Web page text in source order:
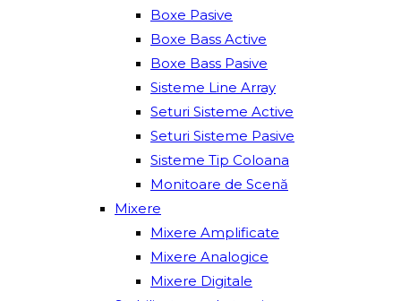
Boxe Pasive
Boxe Bass Active
Boxe Bass Pasive
Sisteme Line Array
Seturi Sisteme Active
Seturi Sisteme Pasive
Sisteme Tip Coloana
Monitoare de Scenă
Mixere
Mixere Amplificate
Mixere Analogice
Mixere Digitale